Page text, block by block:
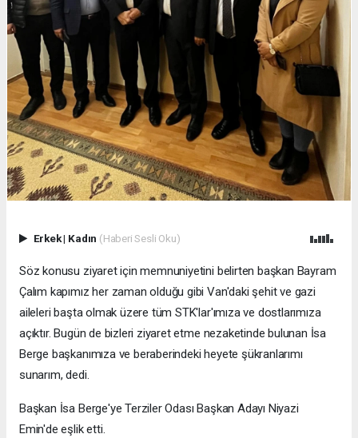
Erkek| Kadın (Haberi Sesli Oku)
Söz konusu ziyaret için memnuniyetini belirten başkan Bayram
Çalım kapımız her zaman olduğu gibi Van'daki şehit ve gazi
aileleri başta olmak üzere tüm STK'lar'ımıza ve dostlarımıza
açıktır. Bugün de bizleri ziyaret etme nezaketinde bulunan İsa
Berge başkanımıza ve beraberindeki heyete şükranlarımı
sunarım, dedi.
Başkan İsa Berge'ye Terziler Odası Başkan Adayı Niyazi
Emin'de eşlik etti.